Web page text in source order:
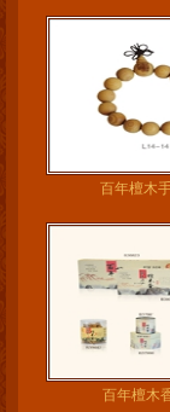
百年檀木
百年檀木